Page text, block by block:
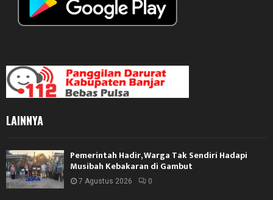
LAINNYA
Pemerintah Hadir, Warga Tak Sendiri Hadapi
Musibah Kebakaran di Gambut
7 Agustus 2026 0